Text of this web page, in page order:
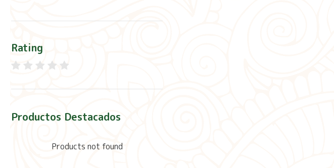
Rating
Productos Destacados
Products not found